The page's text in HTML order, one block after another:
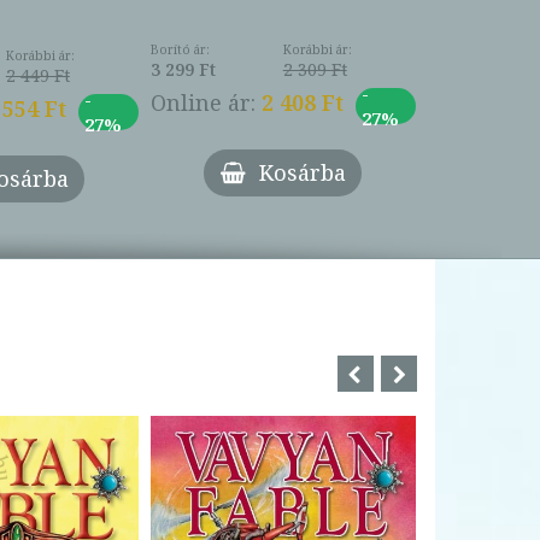
Korábbi ár:
2 449 Ft
Ft
-
27%
Borító ár:
3 299 Ft
Korábbi ár:
2 309 Ft
Online ár: 2 408 Ft
-
27%
Kosárba